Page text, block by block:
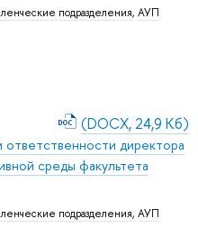
подразделения, АУП
директора
среды факультета
подразделения, АУП
(DOCX, 24,9 Кб)